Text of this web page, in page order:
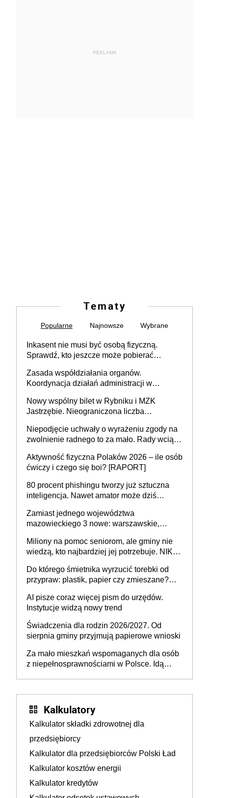
REKLAMA
Tematy
Popularne Najnowsze Wybrane
Inkasent nie musi być osobą fizyczną.
Sprawdź, kto jeszcze może pobierać
Zasada współdziałania organów.
Koordynacja działań administracji w
Nowy wspólny bilet w Rybniku i MZK
Jastrzębie. Nieograniczona liczba
Niepodjęcie uchwały o wyrażeniu zgody na
zwolnienie radnego to za mało. Rady wciąż
rozstrzygać sprawy
Aktywność fizyczna Polaków 2026 – ile osób
ćwiczy i czego się boi? [RAPORT]
80 procent phishingu tworzy już sztuczna
inteligencja. Nawet amator może dziś
Zamiast jednego województwa
mazowieckiego 3 nowe: warszawskie,
Europie nie ma tak dużych jednostek
stołecznych
Miliony na pomoc seniorom, ale gminy nie
wiedzą, kto najbardziej jej potrzebuje. NIK
Do którego śmietnika wyrzucić torebki od
przypraw: plastik, papier czy zmieszane?
AI pisze coraz więcej pism do urzędów.
Instytucje widzą nowy trend
Świadczenia dla rodzin 2026/2027. Od
sierpnia gminy przyjmują papierowe wnioski
Za mało mieszkań wspomaganych dla osób
z niepełnosprawnościami w Polsce. Idą
Kalkulatory
Kalkulator składki zdrowotnej dla
przedsiębiorcy
Kalkulator dla przedsiębiorców Polski Ład
Kalkulator kosztów energii
Kalkulator kredytów